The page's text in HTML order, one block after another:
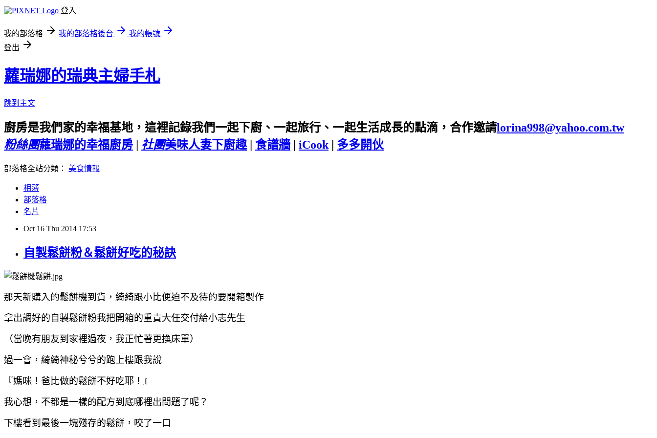
登入
我的部落格 我的部落格後台
我的帳號
登出
蘿瑞娜的瑞典主婦手札
跳到主文
廚房是我們家的幸福基地，這裡記錄我們一起下廚、一起旅行、一起生活成長的點滴，合作邀請lorina998@yahoo.com.tw
粉絲團蘿瑞娜的幸福廚房 | 社團美味人妻下廚趣 | 食譜牆 | iCook | 多多開伙
部落格全站分類： 美食情報
相簿
部落格
名片
Oct 16 Thu 2014 17:53
自製鬆餅粉＆鬆餅好吃的秘訣
那天新購入的鬆餅機到貨， 綺綺跟小比便迫不及待的要開箱製作
拿出調好的自製鬆餅粉我把開箱的重責大任交付給小志先生
（當晚有朋友到家裡過夜，我正忙著更換床單）
過一會，綺綺神秘兮兮的跑上樓跟我說
『媽咪！爸比做的鬆餅不好吃耶！』
我心想，不都是一樣的配方到底哪裡出問題了呢？
下樓看到最後一塊殘存的鬆餅，咬了一口